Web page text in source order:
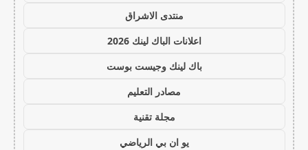
منتدى الاشراق
اعلانات الباك لينك 2026
باك لينك وجيست بوست
مصادر التعليم
مجلة تقنية
يو ان بي الرياضي